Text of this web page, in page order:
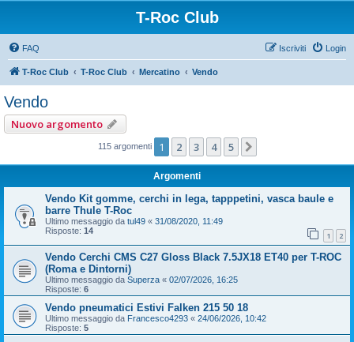
T-Roc Club
FAQ Login
Iscriviti
T-Roc Club T-Roc Club Mercatino Vendo
Vendo
Nuovo argomento
115 argomenti 1 2 3 4 5
Argomenti
Vendo Kit gomme, cerchi in lega, tapppetini, vasca baule e
barre Thule T-Roc
Ultimo messaggio da tul49 « 31/08/2020, 11:49
Risposte: 14 1 2
Vendo Cerchi CMS C27 Gloss Black 7.5JX18 ET40 per T-ROC
(Roma e Dintorni)
Ultimo messaggio da Superza « 02/07/2026, 16:25
Risposte: 6
Vendo pneumatici Estivi Falken 215 50 18
Ultimo messaggio da Francesco4293 « 24/06/2026, 10:42
Risposte: 5